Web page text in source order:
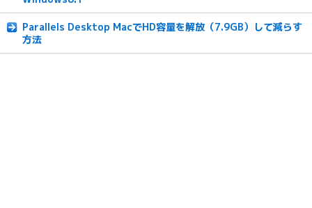
Parallels Desktop MacでHD容量を解放（7.9GB）して減らす
方法